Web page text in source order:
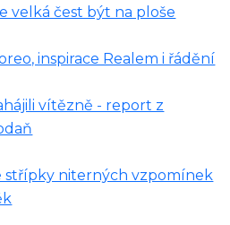
velká čest být na ploše
inspirace Realem i řádění
vítězně - report z
střípky niterných vzpomínek